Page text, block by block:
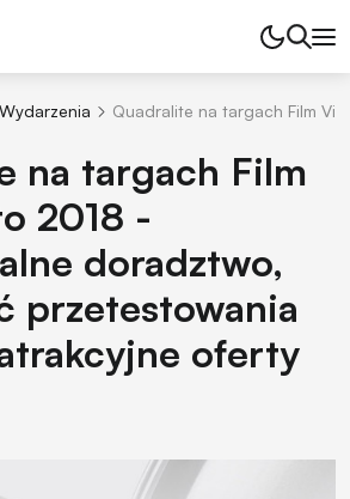
Wydarzenia Quadralite na targach Film
na targach Film
2018 -
doradztwo,
przetestowania
oferty